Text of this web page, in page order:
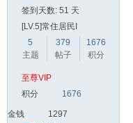
签到天数: 51 天
[LV.5]常住居民I
5
主题
379
帖子
1676
积分
至尊VIP
积分
1676
金钱
1297